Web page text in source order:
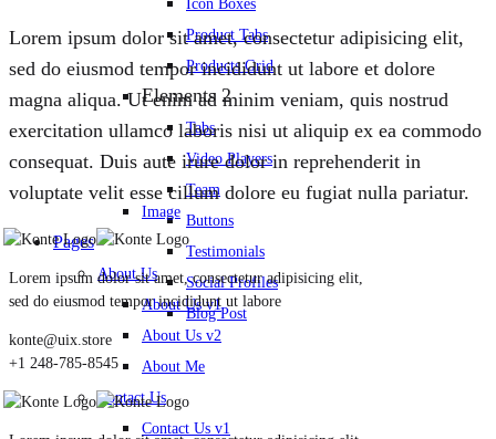
Icon Boxes
Product Tabs
Products Grid
Elements 2
Tabs
Video Players
Team
Buttons
Testimonials
Social Profiles
Blog Post
Image
Pages
About Us
About Us v1
About Us v2
About Me
Contact Us
Contact Us v1
Lorem ipsum dolor sit amet, consectetur adipisicing elit,
sed do eiusmod tempor incididunt ut labore et dolore
magna aliqua. Ut enim ad minim veniam, quis nostrud
exercitation ullamco laboris nisi ut aliquip ex ea commodo
consequat. Duis aute irure dolor in reprehenderit in
voluptate velit esse cillum dolore eu fugiat nulla pariatur.
Lorem ipsum dolor sit amet, consectetur adipisicing elit,
sed do eiusmod tempor incididunt ut labore
konte@uix.store
+1 248-785-8545